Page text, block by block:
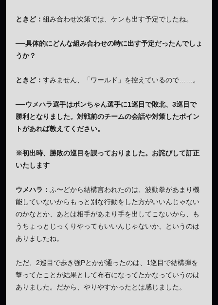
ときど： 組み合わせ次第では、ケンも出す予定でしたね。
──具体的にどんな組み合わせの時に出す予定だったんでしょ
うか？
ときど： すみません、「ワールド」を控えているので……。
──ウメハラ選手はボンちゃん選手に1巡目で敗北、3巡目で
勝利となりました。 対戦前のチームの会話や対策したポイン
トがあれば教えてください。
※初出時、勝敗の巡目を誤っておりました。お詫びして訂正
いたします
ウメハラ： ふ〜どから結構言われたのは、波動拳があまり機
能していないからもっと別な行動をした方がいいんじゃない
のかなとか、あとは相手があまり手を出してこないから、も
うちょっとじっくりやってもいいんじゃないか、というのは
ありましたね。
ただ、2巡目で歩き強Pとかが通ったのは、1巡目で結構弾を
撃ってたことが結果として布石になってたかなっていうのは
ありました。だから、やりやすかったとは感じました。